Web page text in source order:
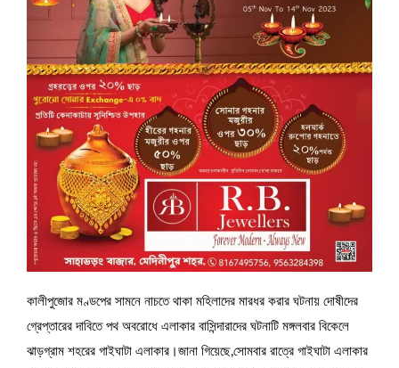
কালীপুজোর মণ্ডপের সামনে নাচতে থাকা মহিলাদের মারধর করার ঘটনায় দোষীদের
গ্রেপ্তারের দাবিতে পথ অবরোধে এলাকার বাসিন্দারাদের ঘটনাটি মঙ্গলবার বিকেলে
ঝাড়গ্রাম শহরের গাইঘাটা এলাকার।জানা গিয়েছে,সোমবার রাত্রে গাইঘাটা এলাকার